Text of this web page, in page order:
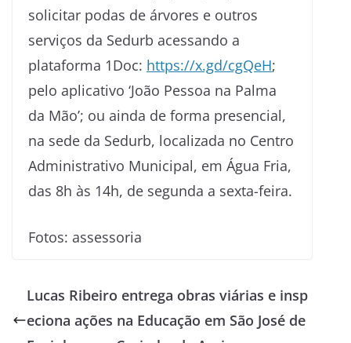
solicitar podas de árvores e outros
serviços da Sedurb acessando a
plataforma 1Doc: https://x.gd/cgQeH;
pelo aplicativo ‘João Pessoa na Palma
da Mão’; ou ainda de forma presencial,
na sede da Sedurb, localizada no Centro
Administrativo Municipal, em Água Fria,
das 8h às 14h, de segunda a sexta-feira.
Fotos: assessoria
Lucas Ribeiro entrega obras viárias e insp
eciona ações na Educação em São José de